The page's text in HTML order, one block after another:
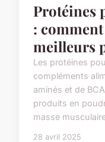
Protéines
:
meilleurs
Les protéines
compléments
aminés et de
produits en
masse
28 avril 2025